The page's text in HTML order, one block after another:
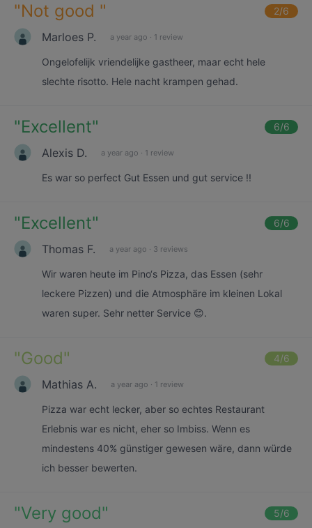
"Not good " 2/6
Marloes P. a year ago · 1 review
Ongelofelijk vriendelijke gastheer, maar echt hele
slechte risotto. Hele nacht krampen gehad.
"Excellent" 6/6
Alexis D. a year ago · 1 review
Es war so perfect Gut Essen und gut service !!
"Excellent" 6/6
Thomas F. a year ago · 3 reviews
Wir waren heute im Pino‘s Pizza, das Essen (sehr
leckere Pizzen) und die Atmosphäre im kleinen Lokal
waren super. Sehr netter Service 😊.
"Good" 4/6
Mathias A. a year ago · 1 review
Pizza war echt lecker, aber so echtes Restaurant
Erlebnis war es nicht, eher so Imbiss. Wenn es
mindestens 40% günstiger gewesen wäre, dann würde
ich besser bewerten.
"Very good" 5/6